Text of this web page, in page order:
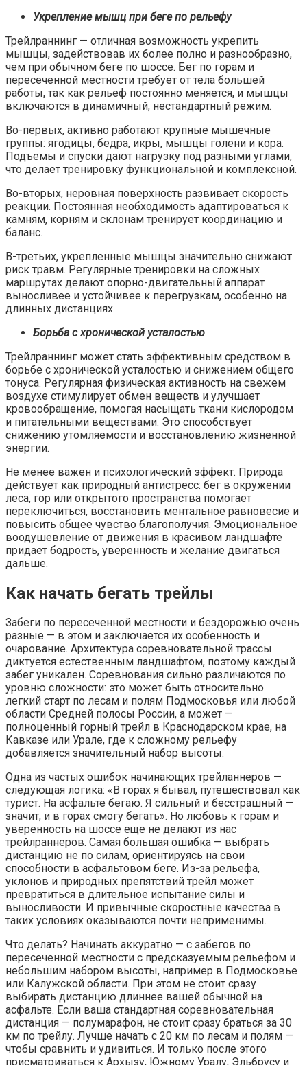
Укрепление мышц при беге по рельефу
Трейлраннинг — отличная возможность укрепить
мышцы, задействовав их более полно и разнообразно,
чем при обычном беге по шоссе. Бег по горам и
пересеченной местности требует от тела большей
работы, так как рельеф постоянно меняется, и мышцы
включаются в динамичный, нестандартный режим.
Во-первых, активно работают крупные мышечные
группы: ягодицы, бедра, икры, мышцы голени и кора.
Подъемы и спуски дают нагрузку под разными углами,
что делает тренировку функциональной и комплексной.
Во-вторых, неровная поверхность развивает скорость
реакции. Постоянная необходимость адаптироваться к
камням, корням и склонам тренирует координацию и
баланс.
В-третьих, укрепленные мышцы значительно снижают
риск травм. Регулярные тренировки на сложных
маршрутах делают опорно-двигательный аппарат
выносливее и устойчивее к перегрузкам, особенно на
длинных дистанциях.
Борьба с хронической усталостью
Трейлраннинг может стать эффективным средством в
борьбе с хронической усталостью и снижением общего
тонуса. Регулярная физическая активность на свежем
воздухе стимулирует обмен веществ и улучшает
кровообращение, помогая насыщать ткани кислородом
и питательными веществами. Это способствует
снижению утомляемости и восстановлению жизненной
энергии.
Не менее важен и психологический эффект. Природа
действует как природный антистресс: бег в окружении
леса, гор или открытого пространства помогает
переключиться, восстановить ментальное равновесие и
повысить общее чувство благополучия. Эмоциональное
воодушевление от движения в красивом ландшафте
придает бодрость, уверенность и желание двигаться
дальше.
Как начать бегать трейлы
Забеги по пересеченной местности и бездорожью очень
разные — в этом и заключается их особенность и
очарование. Архитектура соревновательной трассы
диктуется естественным ландшафтом, поэтому каждый
забег уникален. Соревнования сильно различаются по
уровню сложности: это может быть относительно
легкий старт по лесам и полям Подмосковья или любой
области Средней полосы России, а может —
полноценный горный трейл в Краснодарском крае, на
Кавказе или Урале, где к сложному рельефу
добавляется значительный набор высоты.
Одна из частых ошибок начинающих трейланнеров —
следующая логика: «В горах я бывал, путешествовал как
турист. На асфальте бегаю. Я сильный и бесстрашный —
значит, и в горах смогу бегать». Но любовь к горам и
уверенность на шоссе еще не делают из нас
трейлраннеров. Самая большая ошибка — выбрать
дистанцию не по силам, ориентируясь на свои
способности в асфальтовом беге. Из-за рельефа,
уклонов и природных препятствий трейл может
превратиться в длительное испытание силы и
выносливости. И привычные скоростные качества в
таких условиях оказываются почти неприменимы.
Что делать? Начинать аккуратно — с забегов по
пересеченной местности с предсказуемым рельефом и
небольшим набором высоты, например в Подмосковье
или Калужской области. При этом не стоит сразу
выбирать дистанцию длиннее вашей обычной на
асфальте. Если ваша стандартная соревновательная
дистанция — полумарафон, не стоит сразу браться за 30
км по трейлу. Лучше начать с 20 км по лесам и полям —
чтобы сравнить и удивиться. И только после этого
присматриваться к Архызу, Южному Уралу, Эльбрусу и